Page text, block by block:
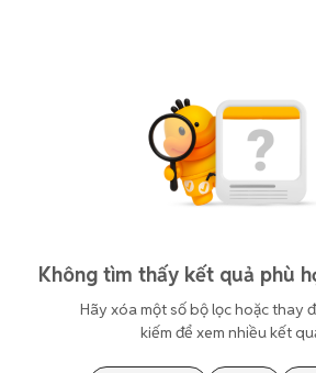
Không tìm thấy kết quả phù
Hãy xóa một số bộ lọc hoặc thay
kiếm để xem nhiều kết